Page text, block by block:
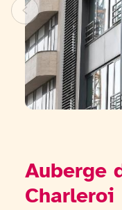
Auberge
Charleroi